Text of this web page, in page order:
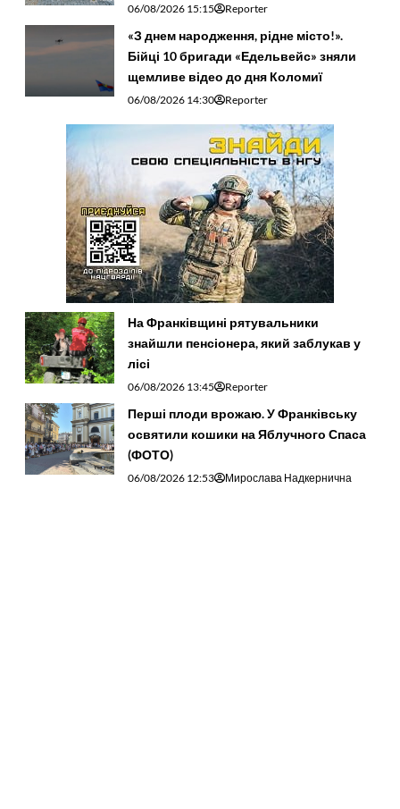
06/08/2026 15:15 Reporter
«З днем народження, рідне місто!».
Бійці 10 бригади «Едельвейс» зняли
щемливе відео до дня Коломиї
06/08/2026 14:30 Reporter
На Франківщині рятувальники
знайшли пенсіонера, який заблукав у
лісі
06/08/2026 13:45 Reporter
Перші плоди врожаю. У Франківську
освятили кошики на Яблучного Спаса
(ФОТО)
06/08/2026 12:53 Мирослава Надкернична